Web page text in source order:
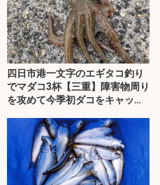
四日市港一文字のエギタコ釣り
でマダコ3杯【三重】障害物周り
を攻めて今季初ダコをキャッ